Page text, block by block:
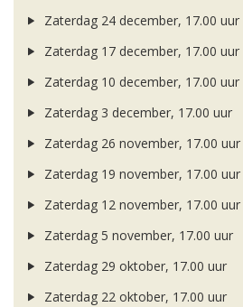
Zaterdag 24 december, 17.00 uur
Zaterdag 17 december, 17.00 uur
Zaterdag 10 december, 17.00 uur
Zaterdag 3 december, 17.00 uur
Zaterdag 26 november, 17.00 uur
Zaterdag 19 november, 17.00 uur
Zaterdag 12 november, 17.00 uur
Zaterdag 5 november, 17.00 uur
Zaterdag 29 oktober, 17.00 uur
Zaterdag 22 oktober, 17.00 uur